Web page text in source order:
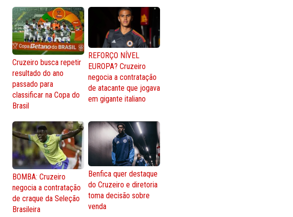
Cruzeiro busca repetir
resultado do ano
passado para
classificar na Copa do
Brasil
REFORÇO NÍVEL
EUROPA? Cruzeiro
negocia a contratação
de atacante que jogava
em gigante italiano
BOMBA: Cruzeiro
negocia a contratação
de craque da Seleção
Brasileira
Benfica quer destaque
do Cruzeiro e diretoria
toma decisão sobre
venda